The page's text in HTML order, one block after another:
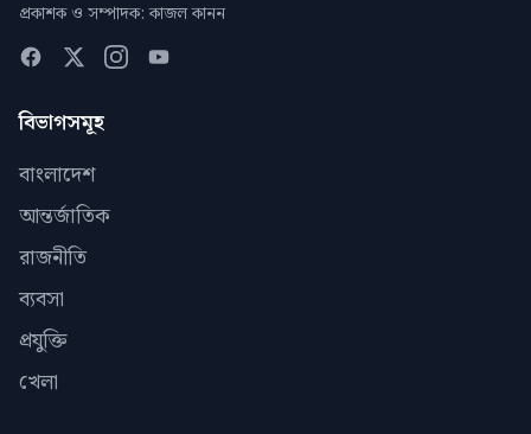
প্রকাশক ও সম্পাদক: কাজল কানন
বিভাগসমূহ
বাংলাদেশ
আন্তর্জাতিক
রাজনীতি
ব্যবসা
প্রযুক্তি
খেলা